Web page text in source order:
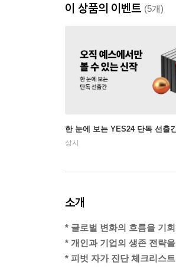
이 상품의 이벤트 (5개)
한 눈에 보는 YES24 단독 선출
상시
소개
* 글로벌 변화의 흐름을 기
* 개인과 기업의 생존 전략
* 피벗 자가 진단 체크리스